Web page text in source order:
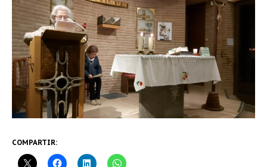
COMPARTIR: